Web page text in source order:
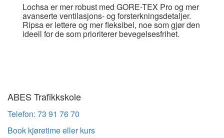
Lochsa er mer robust med GORE-TEX Pro og mer
avanserte ventilasjons- og forsterkningsdetaljer.
Ripsa er lettere og mer fleksibel, noe som gjør den
ideell for de som prioriterer bevegelsesfrihet.
ABES Trafikkskole
Telefon: 73 91 76 70
Book kjøretime eller kurs